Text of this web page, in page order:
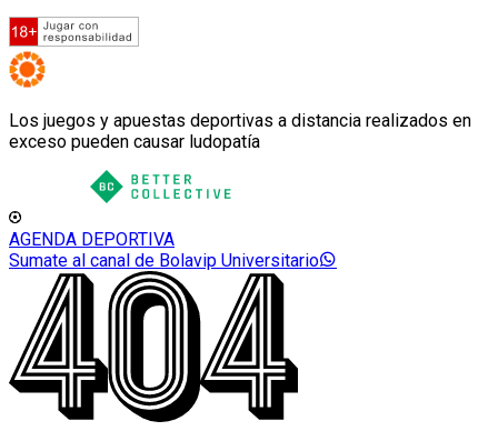
Los juegos y apuestas deportivas a distancia realizados en
exceso pueden causar ludopatía
AGENDA DEPORTIVA
Sumate al canal de Bolavip Universitario